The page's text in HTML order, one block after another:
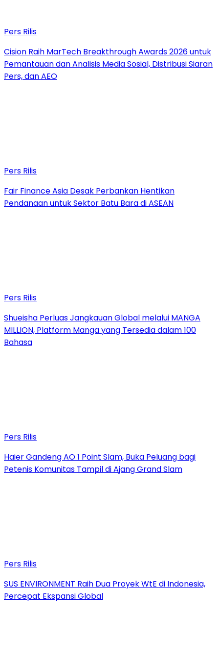
Pers Rilis
Cision Raih MarTech Breakthrough Awards 2026 untuk
Pemantauan dan Analisis Media Sosial, Distribusi Siaran
Pers, dan AEO
Pers Rilis
Fair Finance Asia Desak Perbankan Hentikan
Pendanaan untuk Sektor Batu Bara di ASEAN
Pers Rilis
Shueisha Perluas Jangkauan Global melalui MANGA
MILLION, Platform Manga yang Tersedia dalam 100
Bahasa
Pers Rilis
Haier Gandeng AO 1 Point Slam, Buka Peluang bagi
Petenis Komunitas Tampil di Ajang Grand Slam
Pers Rilis
SUS ENVIRONMENT Raih Dua Proyek WtE di Indonesia,
Percepat Ekspansi Global